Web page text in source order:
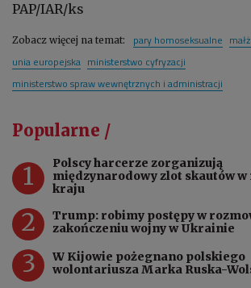
PAP/IAR/ks
Zobacz więcej na temat: pary homoseksualne
unia europejska ministerstwo cyfryzacji
ministerstwo spraw wewnętrznych i administracji
Popularne /
1
Polscy harcerze zorganizują
międzynarodowy zlot skautów w
kraju
2
Trump: robimy postępy w
zakończeniu wojny w Ukrainie
3
W Kijowie pożegnano polskiego
wolontariusza Marka Ruska-